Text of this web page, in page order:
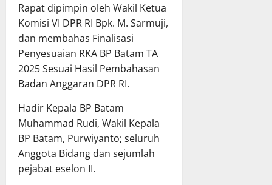
Rapat dipimpin oleh Wakil Ketua
Komisi VI DPR RI Bpk. M. Sarmuji,
dan membahas Finalisasi
Penyesuaian RKA BP Batam TA
2025 Sesuai Hasil Pembahasan
Badan Anggaran DPR RI.
Hadir Kepala BP Batam
Muhammad Rudi, Wakil Kepala
BP Batam, Purwiyanto; seluruh
Anggota Bidang dan sejumlah
pejabat eselon II.